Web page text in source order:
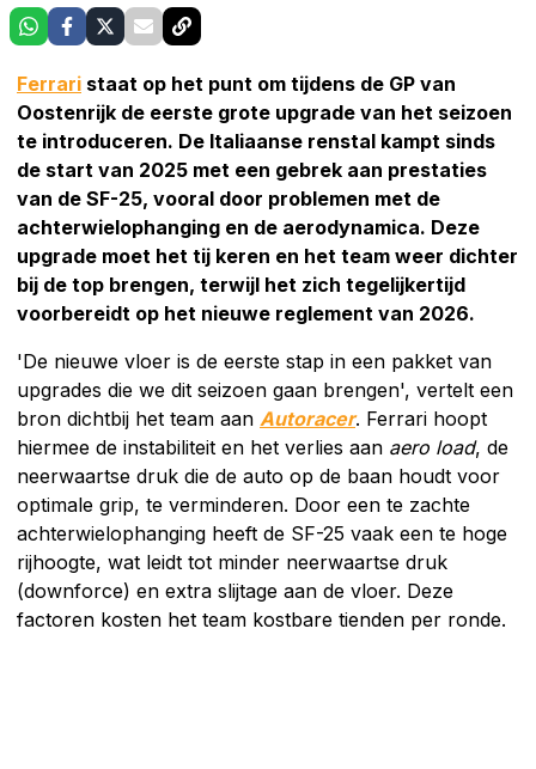
Ferrari staat op het punt om tijdens de GP van
Oostenrijk de eerste grote upgrade van het seizoen
te introduceren. De Italiaanse renstal kampt sinds
de start van 2025 met een gebrek aan prestaties
van de SF-25, vooral door problemen met de
achterwielophanging en de aerodynamica. Deze
upgrade moet het tij keren en het team weer dichter
bij de top brengen, terwijl het zich tegelijkertijd
voorbereidt op het nieuwe reglement van 2026.
'De nieuwe vloer is de eerste stap in een pakket van
upgrades die we dit seizoen gaan brengen', vertelt een
bron dichtbij het team aan Autoracer. Ferrari hoopt
hiermee de instabiliteit en het verlies aan aero load, de
neerwaartse druk die de auto op de baan houdt voor
optimale grip, te verminderen. Door een te zachte
achterwielophanging heeft de SF-25 vaak een te hoge
rijhoogte, wat leidt tot minder neerwaartse druk
(downforce) en extra slijtage aan de vloer. Deze
factoren kosten het team kostbare tienden per ronde.